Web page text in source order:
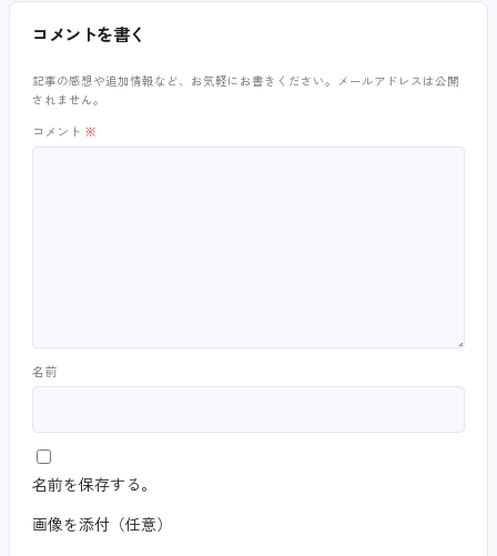
コメントを書く
記事の感想や追加情報など、お気軽にお書きください。メールアドレスは公開
されません。
コメント ※
名前
名前を保存する。
画像を添付（任意）